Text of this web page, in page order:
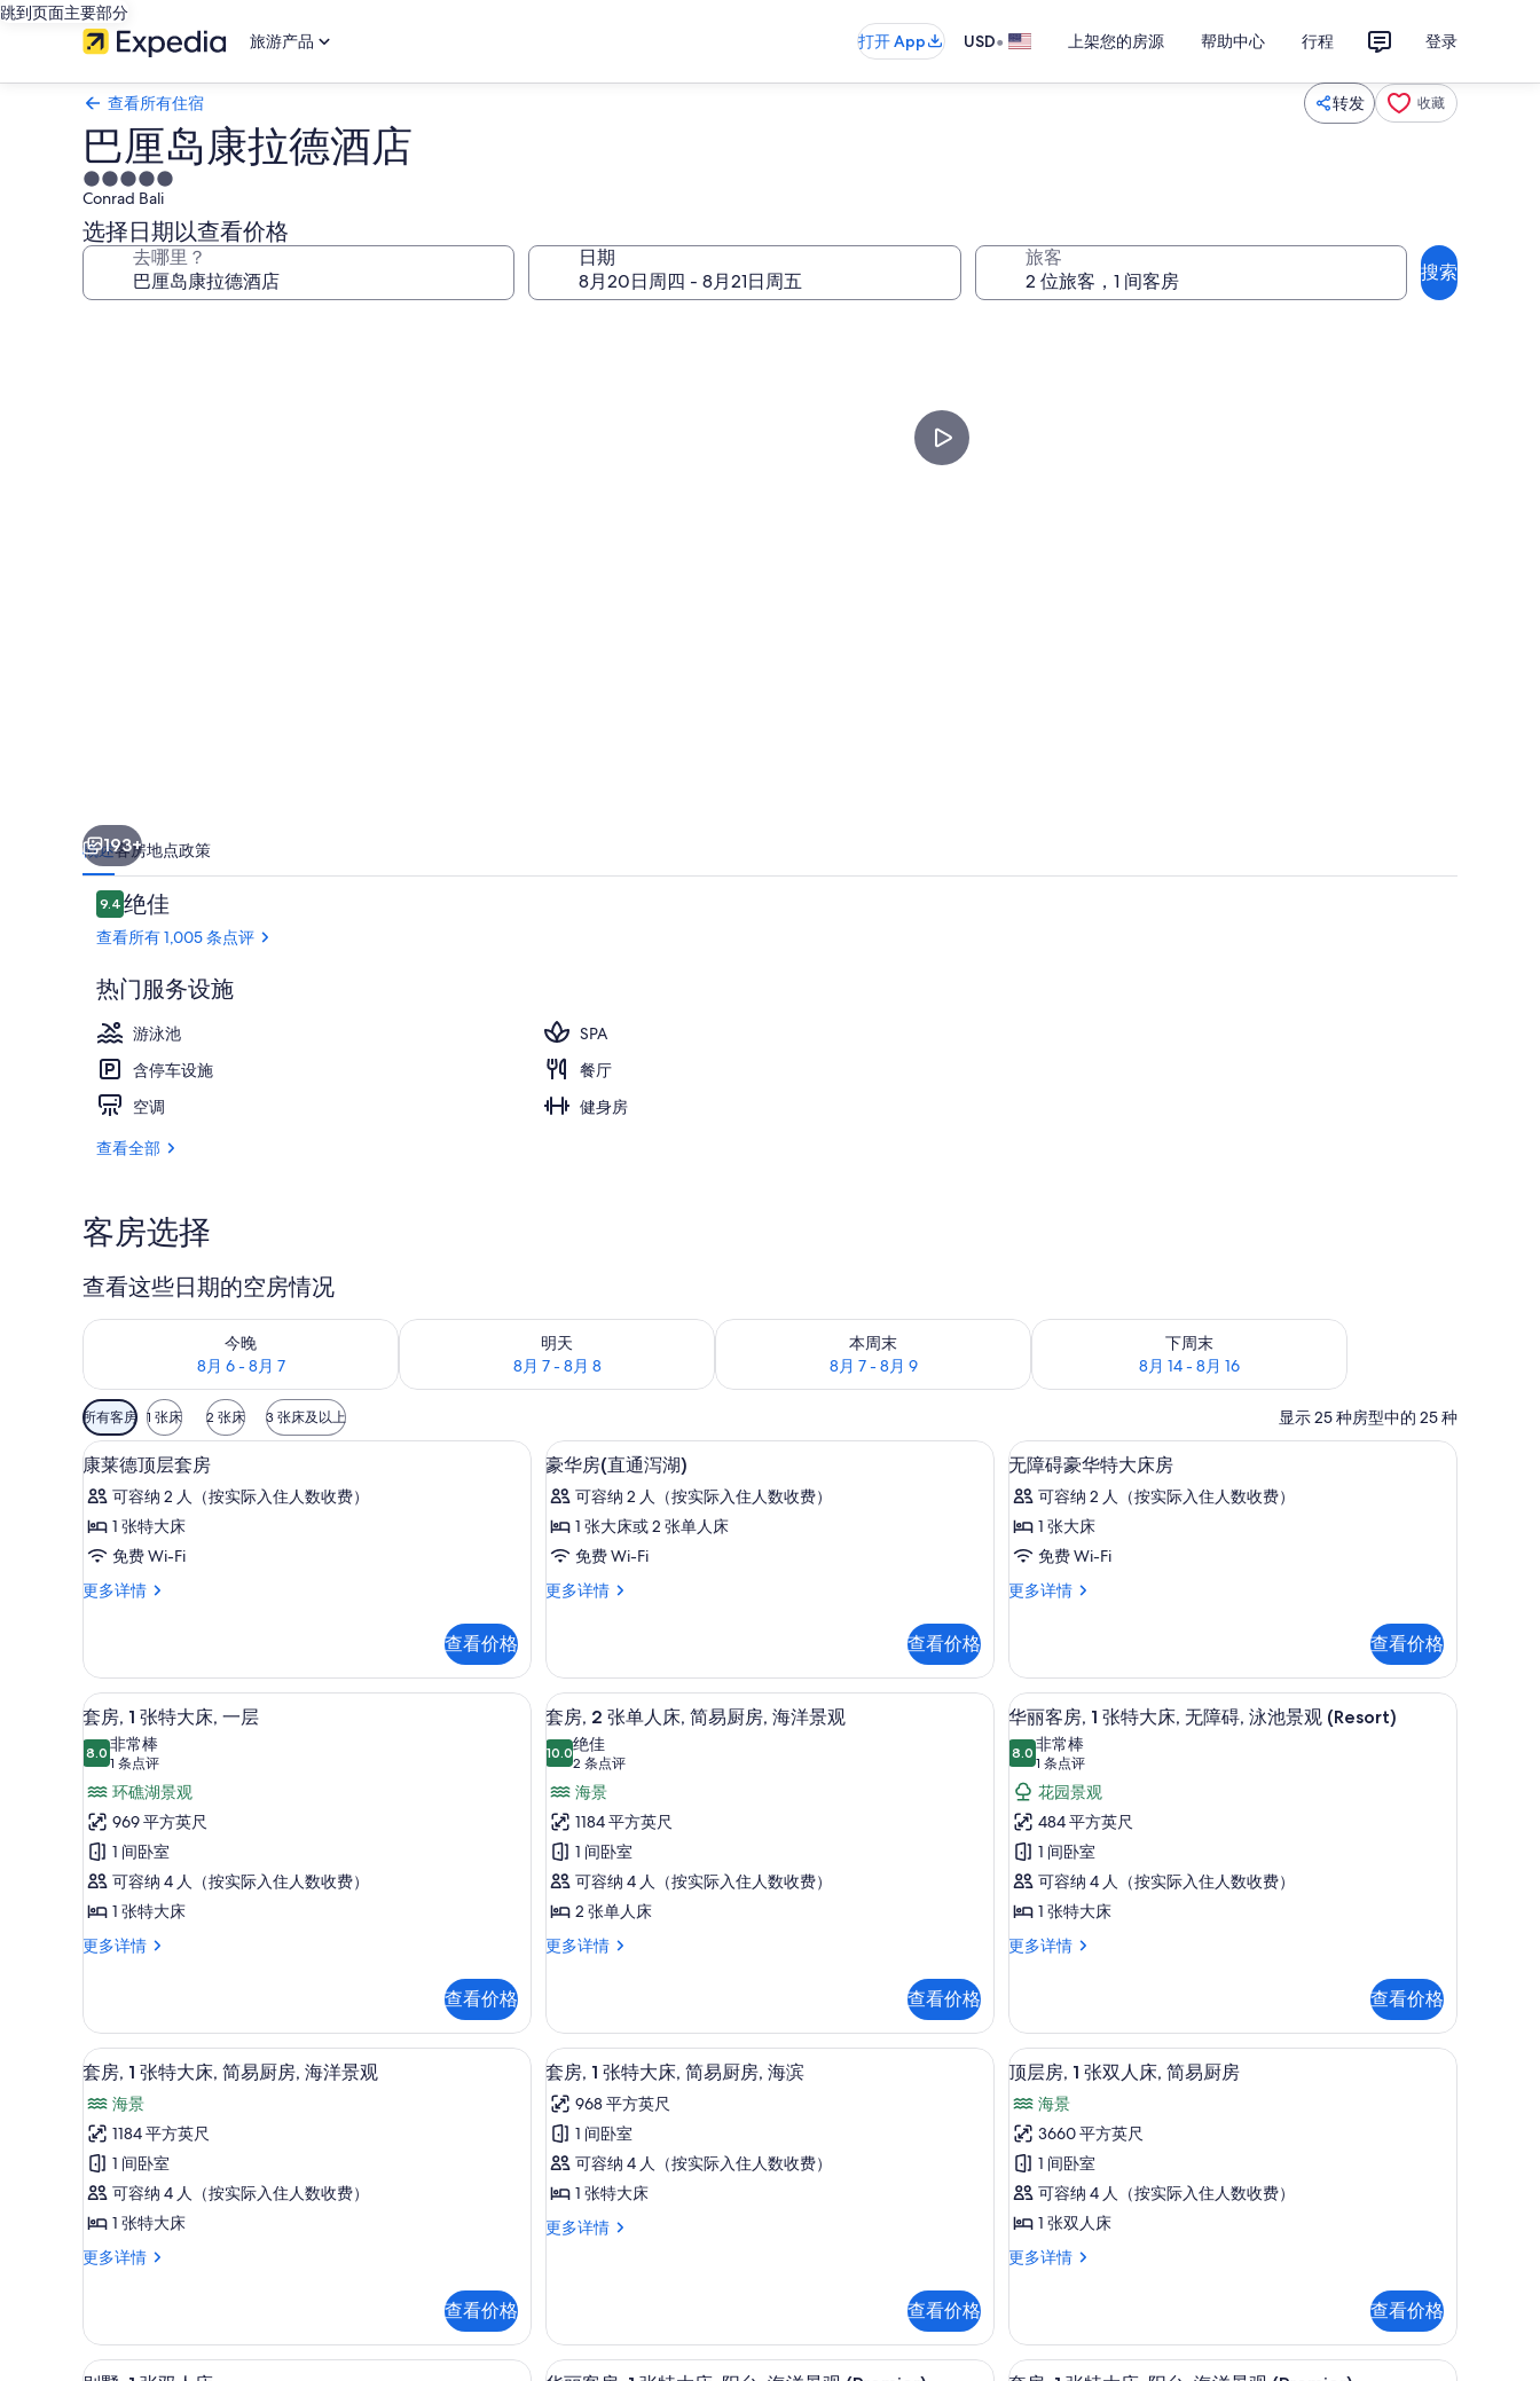
跳到页面主要部分
旅游产品
打开 App USD• 上架您的房源 帮助中心 行程 登录
查看所有住宿 转发 收藏
巴厘岛康拉德酒店
5.0
星
住
宿
Conrad Bali
选择日期以查看价格
去哪里？ 日期 旅客
搜索
193+
概述客房地点政策
点
评
9.49.4/10
绝佳
查看所有 1,005 条点评
热门服务设施
游泳池
SPA
含停车设施
餐厅
空调
健身房
查看全部
客房选择
查看这些日期的空房情况
今晚
8月 6 - 8月 7
查看今晚的空房情况：8月 6 - 8月 7
明天
8月 7 - 8月 8
查看明天的空房情况：8月 7 - 8月 8
本周末
8月 7 - 8月 9
查看本周末的空房情况：8月 7 - 8月 9
下周末
8月 14 - 8月 16
查看下周末的空房情况：8月 14 - 8月 16
可
用
的
客
房
筛
选
条
所有客房 1 张床 2 张床 3 张床及以上 显示 25 种房型中的 25 种
显
示
康
莱
顶
套
房
的
所
有
照
片
高档床上用品、迷你吧、客房内保险箱、办公桌
9
康莱德顶层套房
可容纳 2 人（按实际入住人数收费）
1 张特大床
免费 Wi-Fi
更多详情
康
层
套
房
多
息
查看价格
显
示
豪
华
(直
泻
湖)
的
所
有
照
片
高档床上用品、迷你吧、客房内保险箱、办公桌
5
豪华房(直通泻湖)
可容纳 2 人（按实际入住人数收费）
1 张大床或 2 张单人床
免费 Wi-Fi
更多详情
豪
通
泻
湖)
多
息
查看价格
显
示
无
障
豪
特
大
床
房
的
所
有
照
片
高档床上用品、迷你吧、客房内保险箱、办公
14
无障碍豪华特大床房
可容纳 2 人（按实际入住人数收费）
1 张大床
免费 Wi-Fi
更多详情
无
华
特
大
房
多
信
息
查看价格
显
示
套
房,
1
张
特
大
床,
的
所
有
照
片
高档床上用品、迷你吧、客房内保险箱、办公桌
17
套房, 1 张特大床, 一层
8.08.0 分，满分 10 分
非常棒
1 条点评
(1
条
点
评)
环礁湖景观
969 平方英尺
1 间卧室
可容纳 4 人（按实际入住人数收费）
1 张特大床
更多详情
套
特
大
床,
层
更
多
信
息
查看价格
显
示
套
房,
2
张
单
人
床,
厨
房,
海
洋
景
观
的
所
片
42-英寸液晶电视 （配备有线频道）、电视
9
套房, 2 张单人床, 简易厨房, 海洋景观
10.010.0 分，满分 10 分
绝佳
2 条点评
(2
条
点
评)
海景
1184 平方英尺
1 间卧室
可容纳 4 人（按实际入住人数收费）
2 张单人床
更多详情
套
单
人
床,
易
厨
房,
海
洋
观
查看价格
显
示
华
丽
客
房,
1
张
特
无
障
碍,
泳
池
景
观
(Resort)
的
有
照
高档床上用品、迷你吧、客房内保险箱、办公
11
华丽客房, 1 张特大床, 无障碍, 泳池景观 (Resort)
8.08.0 分，满分 10 分
非常棒
1 条点评
(1
条
点
评)
花园景观
484 平方英尺
1 间卧室
可容纳 4 人（按实际入住人数收费）
1 张特大床
更多详情
华
1
张
特
大
床,
无
障
碍,
泳
池
景
观
信
息
查看价格
显
套
房,
张
特
大
简
易
42-英寸液晶电视 （配备有线频道）、电视
8
套房, 1 张特大床, 简易厨房, 海洋景观
海景
1184 平方英尺
1 间卧室
可容纳 4 人（按实际入住人数收费）
1 张特大床
更多详情
套
特
大
查看价格
显
示
套
房,
1
张
特
简
易
套房, 1 张特大床, 简易厨房, 海滨 | 客房景观
10
套房, 1 张特大床, 简易厨房, 海滨
968 平方英尺
1 间卧室
可容纳 4 人（按实际入住人数收费）
1 张特大床
更多详情
套
大
床,
简
查看价格
显
示
顶
层
房,
1
张
双
床,
简
顶层房, 1 张双人床, 简易厨房 | 高档床上用品
10
顶层房, 1 张双人床, 简易厨房
海景
3660 平方英尺
1 间卧室
可容纳 4 人（按实际入住人数收费）
1 张双人床
更多详情
顶
张
双
查看价格
显
显
华丽客房, 1 张特大床, 阳台, 海洋景观 (Premier) | 起居区 | 42-英寸液晶电视 （配备有线频道）、电视
显
套房, 1 张特大床, 阳台, 海洋景观 (Premier) |